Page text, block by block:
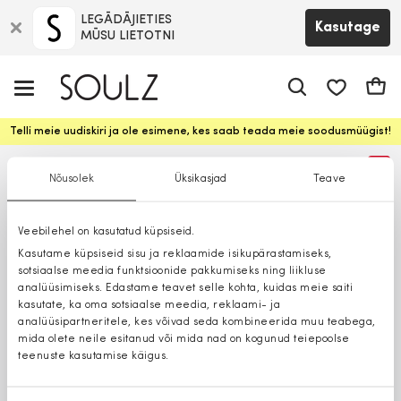
Nõusolek Üksikasjad Teave
Veebilehel on kasutatud küpsiseid.
Kasutame küpsiseid sisu ja reklaamide isikupärastamiseks,
sotsiaalse meedia funktsioonide pakkumiseks ning liikluse
analüüsimiseks. Edastame teavet selle kohta, kuidas meie saiti
kasutate, ka oma sotsiaalse meedia, reklaami- ja
analüüsipartneritele, kes võivad seda kombineerida muu teabega,
mida olete neile esitanud või mida nad on kogunud teiepoolse
teenuste kasutamise käigus.
LEGĀDĀJIETIES
MŪSU LIETOTNI
Kasutage
Telli meie uudiskiri ja ole esimene, kes saab teada meie soodusmüügist!